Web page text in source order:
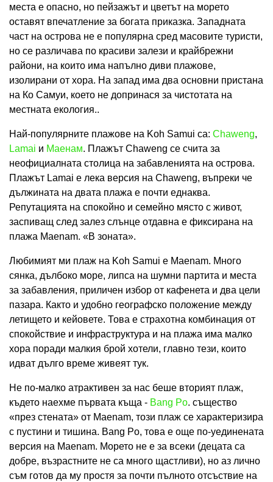
места е опасно, но пейзажът и цветът на морето
оставят впечатление за богата приказка. Западната
част на острова не е популярна сред масовите туристи,
но се различава по красиви залези и крайбрежни
райони, на които има напълно диви плажове,
изолирани от хора. На запад има два основни пристана
на Ко Самуи, което не допринася за чистотата на
местната екология..
Най-популярните плажове на Koh Samui са: Chaweng,
Lamai и Маенам. Плажът Chaweng се счита за
неофициалната столица на забавленията на острова.
Плажът Lamai е лека версия на Chaweng, въпреки че
дължината на двата плажа е почти еднаква.
Репутацията на спокойно и семейно място с живот,
заспиващ ​​след залез слънце отдавна е фиксирана на
плажа Maenam. «В зоната».
Любимият ми плаж на Koh Samui е Maenam. Много
сянка, дълбоко море, липса на шумни партита и места
за забавления, приличен избор от кафенета и два цели
пазара. Както и удобно географско положение между
летището и кейовете. Това е страхотна комбинация от
спокойствие и инфраструктура и на плажа има малко
хора поради малкия брой хотели, главно тези, които
идват дълго време живеят тук.
Не по-малко атрактивен за нас беше вторият плаж,
където наехме първата къща - Bang Po. същество
«през стената» от Maenam, този плаж се характеризира
с пустини и тишина. Bang Po, това е още по-уединената
версия на Maenam. Морето не е за всеки (децата са
добре, възрастните не са много щастливи), но аз лично
съм готов да му простя за почти пълното отсъствие на